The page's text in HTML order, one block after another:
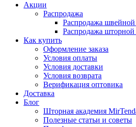
Акции
Распродажа
Распродажа
Распродажа
Как купить
Оформление заказа
Условия оплаты
Условия доставки
Условия возврата
Верификация оптовика
Доставка
Блог
Шторная академия
Полезные статьи и советы